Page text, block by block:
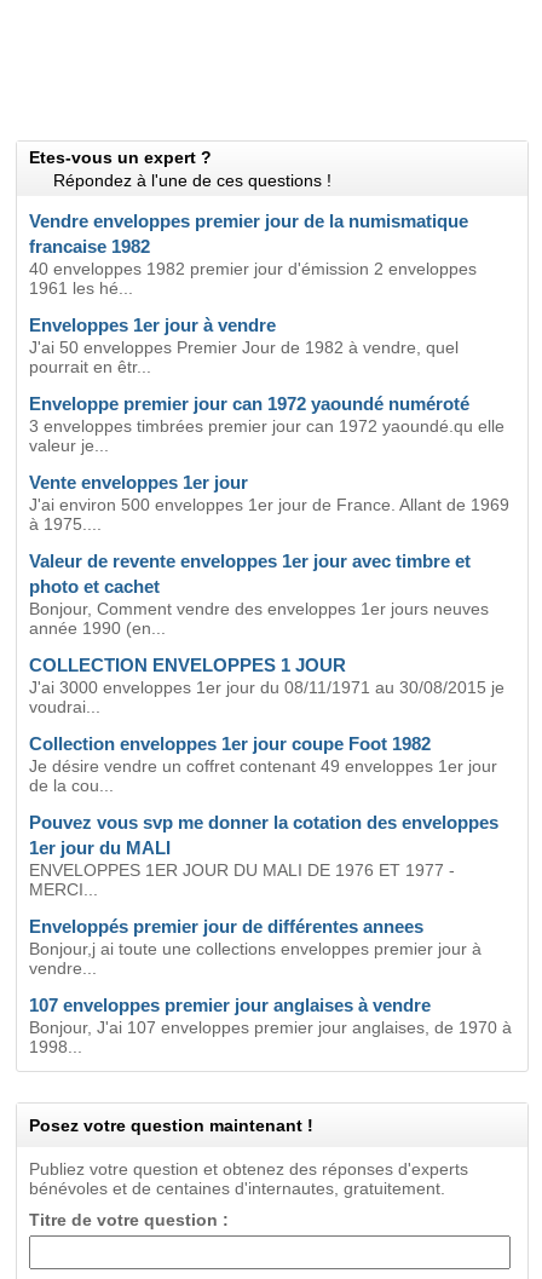
Etes-vous un expert ?
Répondez à l'une de ces questions !
Vendre enveloppes premier jour de la numismatique
francaise 1982
40 enveloppes 1982 premier jour d'émission 2 enveloppes
1961 les hé...
Enveloppes 1er jour à vendre
J'ai 50 enveloppes Premier Jour de 1982 à vendre, quel
pourrait en êtr...
Enveloppe premier jour can 1972 yaoundé numéroté
3 enveloppes timbrées premier jour can 1972 yaoundé.qu elle
valeur je...
Vente enveloppes 1er jour
J'ai environ 500 enveloppes 1er jour de France. Allant de 1969
à 1975....
Valeur de revente enveloppes 1er jour avec timbre et
photo et cachet
Bonjour, Comment vendre des enveloppes 1er jours neuves
année 1990 (en...
COLLECTION ENVELOPPES 1 JOUR
J'ai 3000 enveloppes 1er jour du 08/11/1971 au 30/08/2015 je
voudrai...
Collection enveloppes 1er jour coupe Foot 1982
Je désire vendre un coffret contenant 49 enveloppes 1er jour
de la cou...
Pouvez vous svp me donner la cotation des enveloppes
1er jour du MALI
ENVELOPPES 1ER JOUR DU MALI DE 1976 ET 1977 -
MERCI...
Enveloppés premier jour de différentes annees
Bonjour,j ai toute une collections enveloppes premier jour à
vendre...
107 enveloppes premier jour anglaises à vendre
Bonjour, J'ai 107 enveloppes premier jour anglaises, de 1970 à
1998...
Posez votre question maintenant !
Publiez votre question et obtenez des réponses d'experts
bénévoles et de centaines d'internautes, gratuitement.
Titre de votre question :